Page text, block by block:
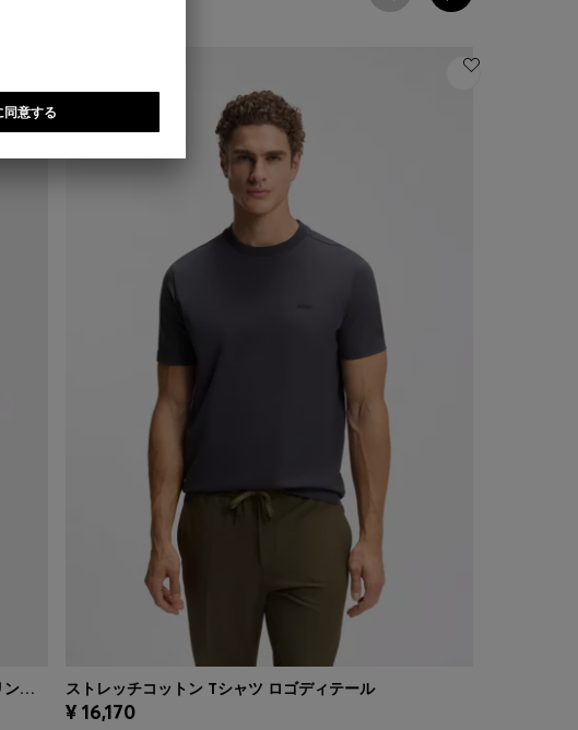
ストラクチャード バックパック ポリッシュド レタリングロゴ
クイックショッピング
ストレッチコットン Tシャツ ロゴディテール
¥ 16,170